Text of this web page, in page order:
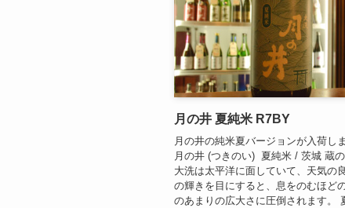
月の井 夏純米 R7BY
月の井の純米夏バージョンが入荷し
月の井 (つきのい) 夏純米 / 茨城 蔵の
大洗は太平洋に面していて、天気の
の輝きを目にすると、息をのむほど
のあまりの広大さに圧倒されます。